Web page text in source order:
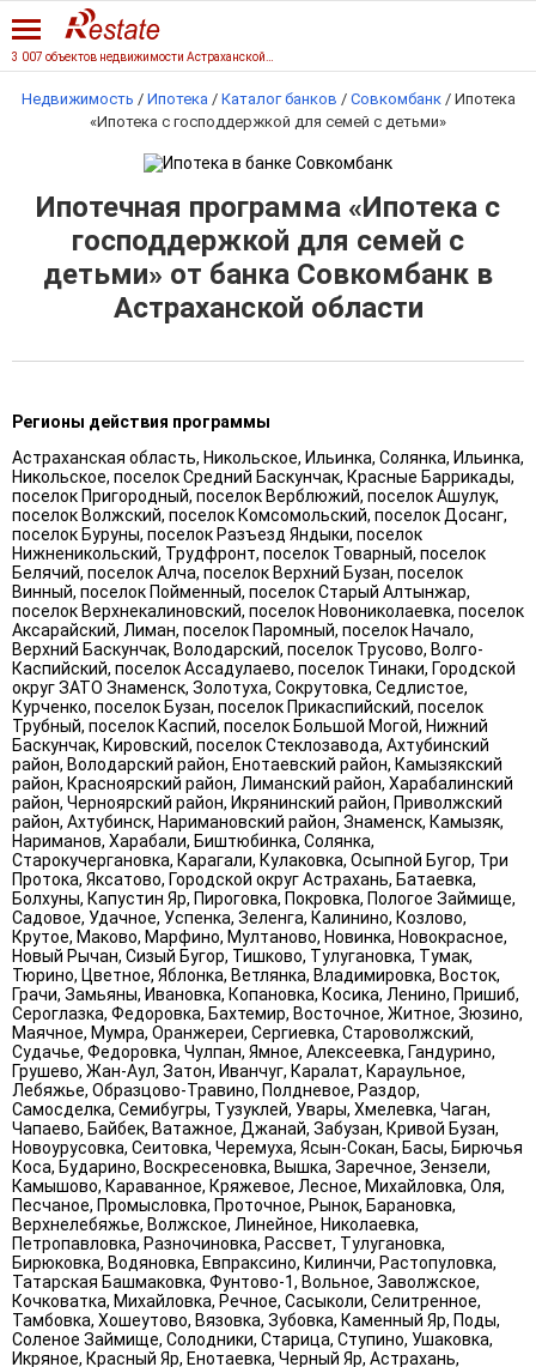
Недвижимость / Ипотека / Каталог банков / Совкомбанк / Ипотека
«Ипотека с господдержкой для семей с детьми»
Ипотечная программа «Ипотека с
господдержкой для семей с
детьми» от банка Совкомбанк в
Астраханской области
Регионы действия программы
Астраханская область, Никольское, Ильинка, Солянка, Ильинка,
Никольское, поселок Средний Баскунчак, Красные Баррикады,
поселок Пригородный, поселок Верблюжий, поселок Ашулук,
поселок Волжский, поселок Комсомольский, поселок Досанг,
поселок Буруны, поселок Разъезд Яндыки, поселок
Нижненикольский, Трудфронт, поселок Товарный, поселок
Белячий, поселок Алча, поселок Верхний Бузан, поселок
Винный, поселок Пойменный, поселок Старый Алтынжар,
поселок Верхнекалиновский, поселок Новониколаевка, поселок
Аксарайский, Лиман, поселок Паромный, поселок Начало,
Верхний Баскунчак, Володарский, поселок Трусово, Волго-
Каспийский, поселок Ассадулаево, поселок Тинаки, Городской
округ ЗАТО Знаменск, Золотуха, Сокрутовка, Седлистое,
Курченко, поселок Бузан, поселок Прикаспийский, поселок
Трубный, поселок Каспий, поселок Большой Могой, Нижний
Баскунчак, Кировский, поселок Стеклозавода, Ахтубинский
район, Володарский район, Енотаевский район, Камызякский
район, Красноярский район, Лиманский район, Харабалинский
район, Черноярский район, Икрянинский район, Приволжский
район, Ахтубинск, Наримановский район, Знаменск, Камызяк,
Нариманов, Харабали, Биштюбинка, Солянка,
Старокучергановка, Карагали, Кулаковка, Осыпной Бугор, Три
Протока, Яксатово, Городской округ Астрахань, Батаевка,
Болхуны, Капустин Яр, Пироговка, Покровка, Пологое Займище,
Садовое, Удачное, Успенка, Зеленга, Калинино, Козлово,
Крутое, Маково, Марфино, Мултаново, Новинка, Новокрасное,
Новый Рычан, Сизый Бугор, Тишково, Тулугановка, Тумак,
Тюрино, Цветное, Яблонка, Ветлянка, Владимировка, Восток,
Грачи, Замьяны, Ивановка, Копановка, Косика, Ленино, Пришиб,
Сероглазка, Федоровка, Бахтемир, Восточное, Житное, Зюзино,
Маячное, Мумра, Оранжереи, Сергиевка, Староволжский,
Судачье, Федоровка, Чулпан, Ямное, Алексеевка, Гандурино,
Грушево, Жан-Аул, Затон, Иванчуг, Каралат, Караульное,
Лебяжье, Образцово-Травино, Полдневое, Раздор,
Самосделка, Семибугры, Тузуклей, Увары, Хмелевка, Чаган,
Чапаево, Байбек, Ватажное, Джанай, Забузан, Кривой Бузан,
Новоурусовка, Сеитовка, Черемуха, Ясын-Сокан, Басы, Бирючья
Коса, Бударино, Воскресеновка, Вышка, Заречное, Зензели,
Камышово, Караванное, Кряжевое, Лесное, Михайловка, Оля,
Песчаное, Промысловка, Проточное, Рынок, Барановка,
Верхнелебяжье, Волжское, Линейное, Николаевка,
Петропавловка, Разночиновка, Рассвет, Тулугановка,
Бирюковка, Водяновка, Евпраксино, Килинчи, Растопуловка,
Татарская Башмаковка, Фунтово-1, Вольное, Заволжское,
Кочковатка, Михайловка, Речное, Сасыколи, Селитренное,
Тамбовка, Хошеутово, Вязовка, Зубовка, Каменный Яр, Поды,
Соленое Займище, Солодники, Старица, Ступино, Ушаковка,
Икряное, Красный Яр, Енотаевка, Черный Яр, Астрахань,